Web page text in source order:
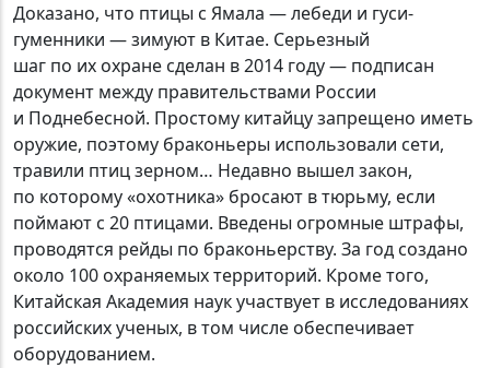
Доказано, что птицы с Ямала — лебеди и гуси-
гуменники — зимуют в Китае. Серьезный
шаг по их охране сделан в 2014 году — подписан
документ между правительствами России
и Поднебесной. Простому китайцу запрещено иметь
оружие, поэтому браконьеры использовали сети,
травили птиц зерном… Недавно вышел закон,
по которому «охотника» бросают в тюрьму, если
поймают с 20 птицами. Введены огромные штрафы,
проводятся рейды по браконьерству. За год создано
около 100 охраняемых территорий. Кроме того,
Китайская Академия наук участвует в исследованиях
российских ученых, в том числе обеспечивает
оборудованием.